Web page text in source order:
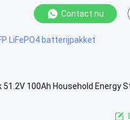
Contact nu
LiFePO4 batterijpakket
100Ah Household Energy